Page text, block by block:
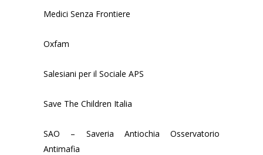
Medici Senza Frontiere
Oxfam
Salesiani per il Sociale APS
Save The Children Italia
SAO – Saveria Antiochia Osservatorio
Antimafia